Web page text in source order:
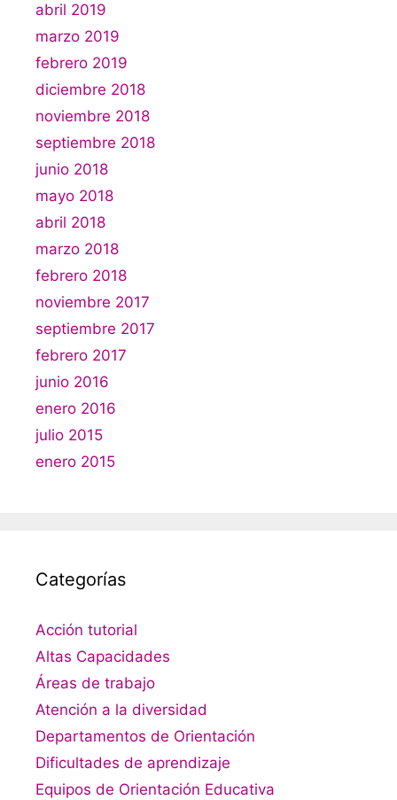
abril 2019
marzo 2019
febrero 2019
diciembre 2018
noviembre 2018
septiembre 2018
junio 2018
mayo 2018
abril 2018
marzo 2018
febrero 2018
noviembre 2017
septiembre 2017
febrero 2017
junio 2016
enero 2016
julio 2015
enero 2015
Categorías
Acción tutorial
Altas Capacidades
Áreas de trabajo
Atención a la diversidad
Departamentos de Orientación
Dificultades de aprendizaje
Equipos de Orientación Educativa